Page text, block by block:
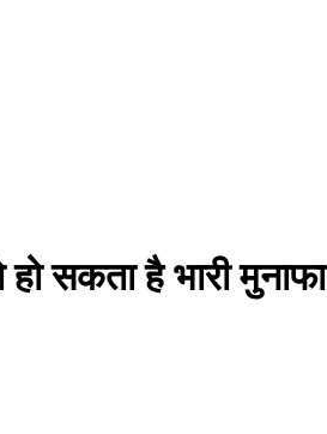
सकता है भारी मुनाफा